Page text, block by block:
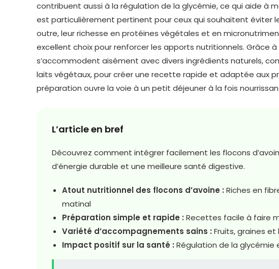
contribuent aussi à la régulation de la glycémie, ce qui aide à
est particulièrement pertinent pour ceux qui souhaitent éviter
outre, leur richesse en protéines végétales et en
excellent choix pour renforcer les apports nutritionnels. Grâce à
s’accommodent aisément avec divers ingrédients naturels,
laits végétaux, pour créer une recette rapide et adaptée aux
préparation ouvre la voie à un petit déjeuner à la fois
L’article en bref
Découvrez comment intégrer facilement les flocons
d’énergie durable et une meilleure santé digestive.
Atout nutritionnel des flocons d’avoine : Riches en
matinal
Préparation simple et rapide : Recettes facile à faire
Variété d’accompagnements sains : Fruits, graines
Impact positif sur la santé : Régulation de la